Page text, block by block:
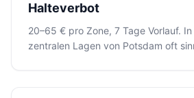
Halteverbot
20–65 € pro Zone, 7 Tage Vorlauf.
zentralen Lagen von Potsdam oft